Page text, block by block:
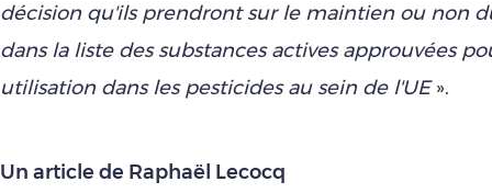
décision qu'ils prendront sur le maintien ou non
dans la liste des substances actives approuvées
utilisation dans les pesticides au sein de l'UE».
Un article de Raphaël Lecocq